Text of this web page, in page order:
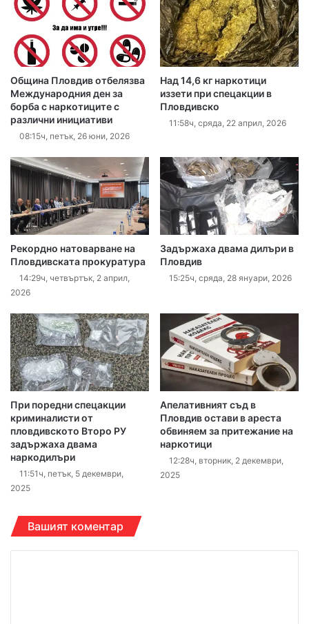
Община Пловдив отбелязва
Международния ден за
борба с наркотиците с
различни инициативи
08:15ч, петък, 26 юни, 2026
Над 14,6 кг наркотици
иззети при спецакции в
Пловдивско
11:58ч, сряда, 22 април, 2026
Рекордно натоварване на
Пловдивската прокуратура
14:29ч, четвъртък, 2 април,
2026
Задържаха двама дилъри в
Пловдив
15:25ч, сряда, 28 януари, 2026
При поредни спецакции
криминалисти от
пловдивското Второ РУ
задържаха двама
наркодилъри
11:51ч, петък, 5 декември,
2025
Апелативният съд в
Пловдив остави в ареста
обвиняем за притежание на
наркотици
12:28ч, вторник, 2 декември,
2025
Вашият коментар